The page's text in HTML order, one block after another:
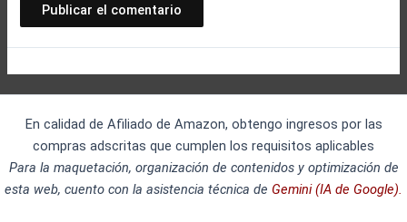
En calidad de Afiliado de Amazon, obtengo ingresos por las
compras adscritas que cumplen los requisitos aplicables
Para la maquetación, organización de contenidos y optimización de
esta web, cuento con la asistencia técnica de Gemini (IA de Google).